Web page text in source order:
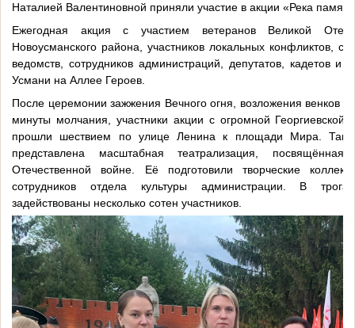
Наталией Валентиновной приняли участие в акции «Река
Ежегодная акция с участием ветеранов Великой
Новоусманского района, участников локальных конфликтов,
ведомств, сотрудников администраций, депутатов, кадетов
Усмани на Аллее Героев.
После церемонии зажжения Вечного огня, возложения венков к
минуты молчания, участники акции с огромной
прошли шествием по улице Ленина к площади Мира. Там
представлена масштабная театрализация,
Отечественной войне. Её подготовили творческие
сотрудников отдела культуры администрации. В
задействованы несколько сотен участников.